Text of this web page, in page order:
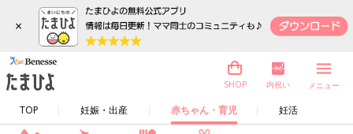
×
TOP 妊娠・出産 赤ちゃん・育児 妊活
SHOP 内祝い メニュー